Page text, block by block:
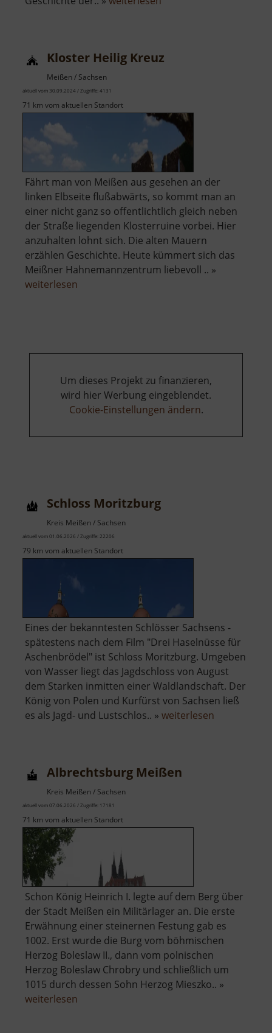
Kloster Heilig Kreuz
Meißen / Sachsen
aktuell vom 30.09.2024 / Zugriffe: 4131
71 km vom aktuellen Standort
Fährt man von Meißen aus gesehen an der
linken Elbseite flußabwärts, so kommt man an
einer nicht ganz so offentlichtlich gleich neben
der Straße liegenden Klosterruine vorbei. Hier
anzuhalten lohnt sich. Die alten Mauern
erzählen Geschichte. Heute kümmert sich das
Meißner Hahnemannzentrum liebevoll .. »
weiterlesen
Um dieses Projekt zu finanzieren,
wird hier Werbung eingeblendet.
Cookie-Einstellungen ändern.
Schloss Moritzburg
Kreis Meißen / Sachsen
aktuell vom 01.06.2026 / Zugriffe: 22206
79 km vom aktuellen Standort
Eines der bekanntesten Schlösser Sachsens -
spätestens nach dem Film "Drei Haselnüsse für
Aschenbrödel" ist Schloss Moritzburg. Umgeben
von Wasser liegt das Jagdschloss von August
dem Starken inmitten einer Waldlandschaft. Der
König von Polen und Kurfürst von Sachsen ließ
es als Jagd- und Lustschlos.. » weiterlesen
Albrechtsburg Meißen
Kreis Meißen / Sachsen
aktuell vom 07.06.2026 / Zugriffe: 17181
71 km vom aktuellen Standort
Schon König Heinrich I. legte auf dem Berg über
der Stadt Meißen ein Militärlager an. Die erste
Erwähnung einer steinernen Festung gab es
1002. Erst wurde die Burg vom böhmischen
Herzog Boleslaw II., dann vom polnischen
Herzog Boleslaw Chrobry und schließlich um
1015 durch dessen Sohn Herzog Mieszko.. »
weiterlesen